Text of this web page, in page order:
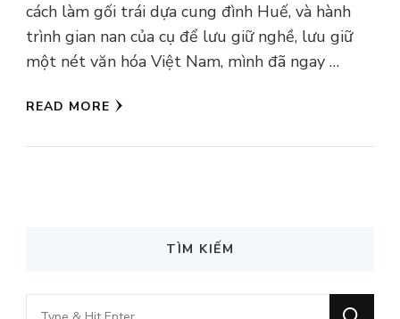
cách làm gối trái dựa cung đình Huế, và hành
trình gian nan của cụ để lưu giữ nghề, lưu giữ
một nét văn hóa Việt Nam, mình đã ngay …
READ MORE
TÌM KIẾM
Looking